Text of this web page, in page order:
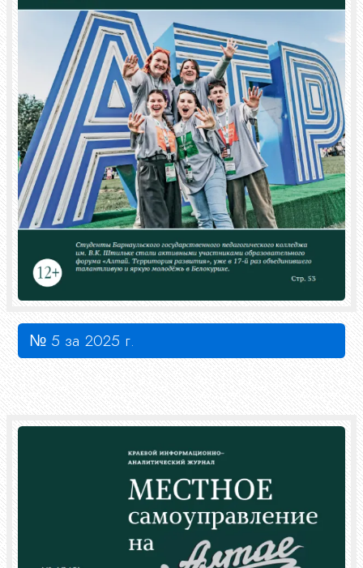
№ 5 за 2025 г.